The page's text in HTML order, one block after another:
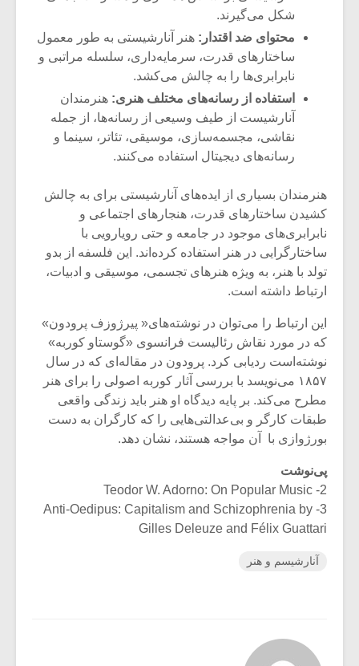
شکل می‌گیرند.
محتوای ضد اقتدار: هنر آنارشیستی به طور معمول
ساختارهای قدرت، سرمایه‌داری، سلسله مراتبی و
نابرابری‌ها را به چالش می‌کشد.
استفاده از رسانه‌های مختلف هنری: هنرمندان
آنارشیست از طیف وسیعی از رسانه‌ها، از جمله
نقاشی، مجسمه‌سازی، موسیقی، تئاتر، سینما و
رسانه‌های دیجیتال استفاده می‌کنند.
هنرمندان بسیاری از ایده‌های آنارشیستی برای به چالش
کشیدن ساختارهای قدرت، هنجارهای اجتماعی و
نابرابری‌های موجود در جامعه و حتی رویارویی با
ساختارگرایی در هنر استفاده کرده‌اند. این فلسفه از بدو
تولد با هنر، به ویژه هنرهای تجسمی، موسیقی و ادبیات،
ارتباط داشته است.
این ارتباط را می‌توان در نوشته‌های« پیرژوزف پرودون»
که در مورد نقاش رئالیست فرانسوی «گوستاو کوربه»
نوشته‌است ردیابی کرد. پرودون در مقاله‌ای که در سال
۱۸۵۷ می‌نویسد با بررسی آثار کوربه اصولی را برای هنر
مطرح می‌کند. بر پایه دیدگاه او هنر باید زندگی واقعی
طبقات کارگر و بی‌عدالتی‌هایی را که کارگران به دست
بورژوازی با آن مواجه هستند، نشان دهد.
پی‌نوشت
2- Teodor W. Adorno: On Popular Music
3- Anti-Oedipus: Capitalism and Schizophrenia by
Gilles Deleuze and Félix Guattari
آنارشیسم و هنر
مشهورترین باشی،
بدنام ترین باش